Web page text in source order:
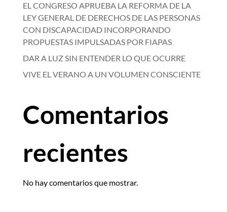
EL CONGRESO APRUEBA LA REFORMA DE LA
LEY GENERAL DE DERECHOS DE LAS PERSONAS
CON DISCAPACIDAD INCORPORANDO
PROPUESTAS IMPULSADAS POR FIAPAS
DAR A LUZ SIN ENTENDER LO QUE OCURRE
VIVE EL VERANO A UN VOLUMEN CONSCIENTE
Comentarios
recientes
No hay comentarios que mostrar.